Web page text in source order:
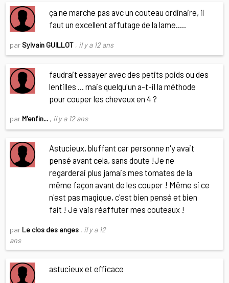
ça ne marche pas avc un couteau ordinaire, il
faut un excellent affutage de la lame.....
par Sylvain GUILLOT , il y a 12 ans
faudrait essayer avec des petits poids ou des
lentilles ... mais quelqu'un a-t-il la méthode
pour couper les cheveux en 4 ?
par M'enfin... , il y a 12 ans
Astucieux, bluffant car personne n'y avait
pensé avant cela, sans doute !Je ne
regarderai plus jamais mes tomates de la
même façon avant de les couper ! Même si ce
n'est pas magique, c'est bien pensé et bien
fait ! Je vais réaffuter mes couteaux !
par Le clos des anges , il y a 12
ans
astucieux et efficace